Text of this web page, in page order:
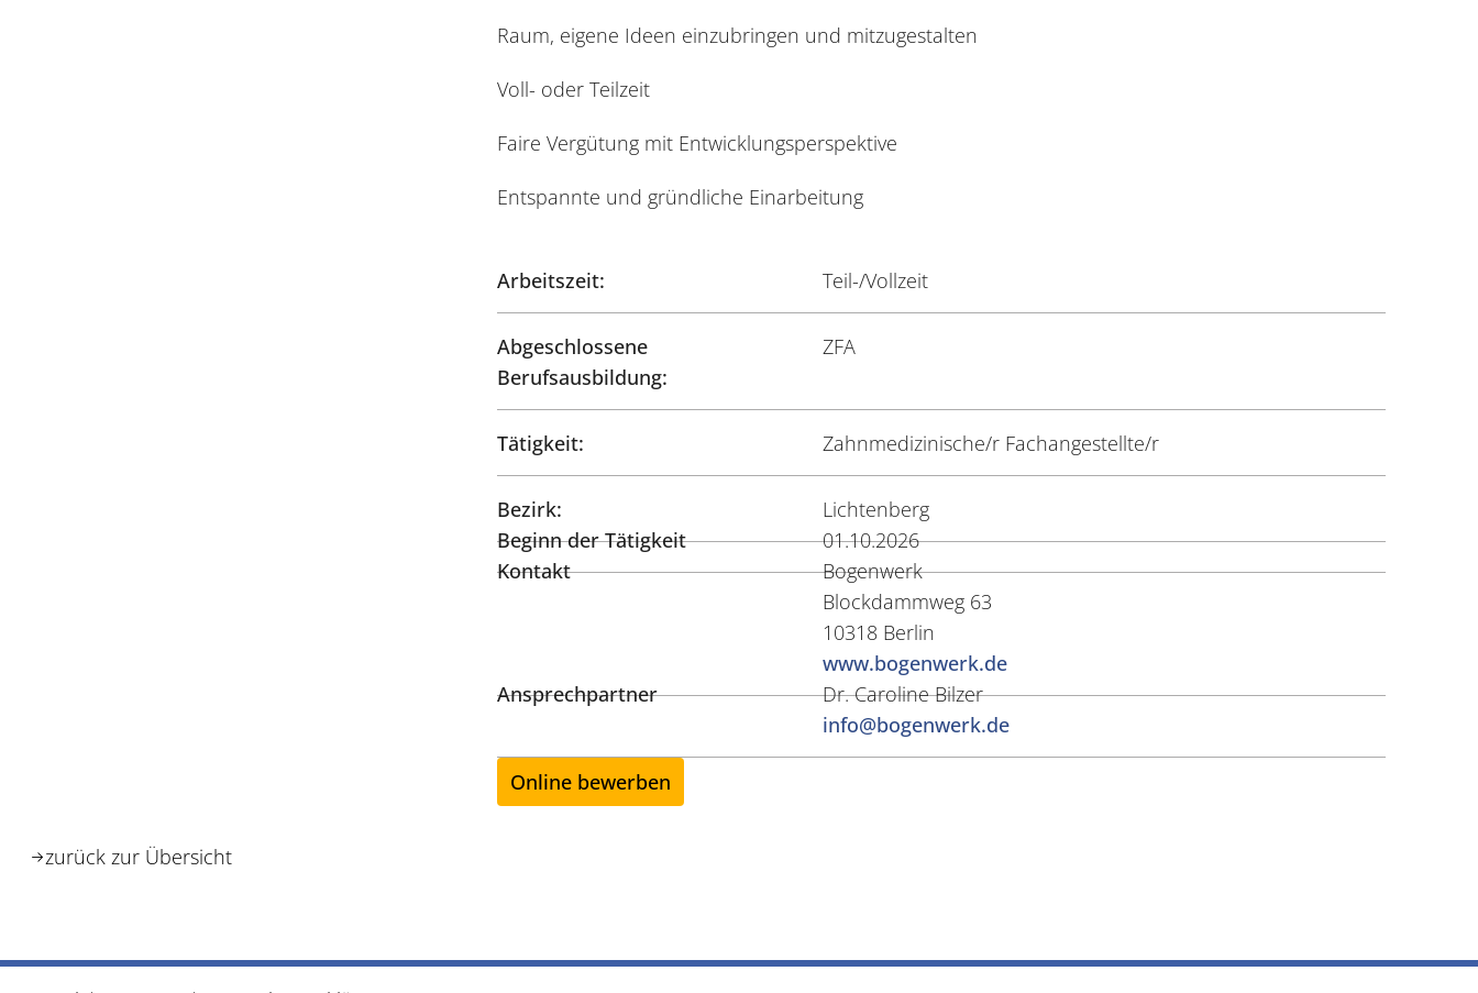
Raum, eigene Ideen einzubringen und mitzugestalten
Voll- oder Teilzeit
Faire Vergütung mit Entwicklungsperspektive
Entspannte und gründliche Einarbeitung
Arbeitszeit: Teil-/Vollzeit
Abgeschlossene
Berufsausbildung:
ZFA
Tätigkeit: Zahnmedizinische/r Fachangestellte/r
Bezirk:
Lichtenberg
Beginn der Tätigkeit
01.10.2026
Kontakt
Bogenwerk
Blockdammweg 63
10318 Berlin
www.bogenwerk.de
Ansprechpartner
Dr. Caroline Bilzer
info@bogenwerk.de
Online bewerben
zurück zur Übersicht